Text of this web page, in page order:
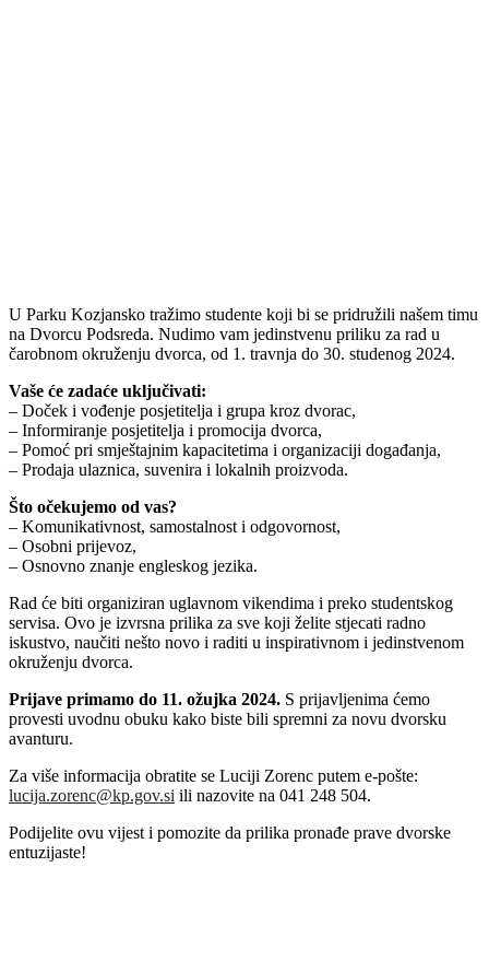
U Parku Kozjansko tražimo studente koji bi se pridružili našem timu
na Dvorcu Podsreda. Nudimo vam jedinstvenu priliku za rad u
čarobnom okruženju dvorca, od 1. travnja do 30. studenog 2024.
Vaše će zadaće uključivati:
– Doček i vođenje posjetitelja i grupa kroz dvorac,
– Informiranje posjetitelja i promocija dvorca,
– Pomoć pri smještajnim kapacitetima i organizaciji događanja,
– Prodaja ulaznica, suvenira i lokalnih proizvoda.
Što očekujemo od vas?
– Komunikativnost, samostalnost i odgovornost,
– Osobni prijevoz,
– Osnovno znanje engleskog jezika.
Rad će biti organiziran uglavnom vikendima i preko studentskog
servisa. Ovo je izvrsna prilika za sve koji želite stjecati radno
iskustvo, naučiti nešto novo i raditi u inspirativnom i jedinstvenom
okruženju dvorca.
Prijave primamo do 11. ožujka 2024. S prijavljenima ćemo
provesti uvodnu obuku kako biste bili spremni za novu dvorsku
avanturu.
Za više informacija obratite se Luciji Zorenc putem e-pošte:
lucija.zorenc@kp.gov.si ili nazovite na 041 248 504.
Podijelite ovu vijest i pomozite da prilika pronađe prave dvorske
entuzijaste!